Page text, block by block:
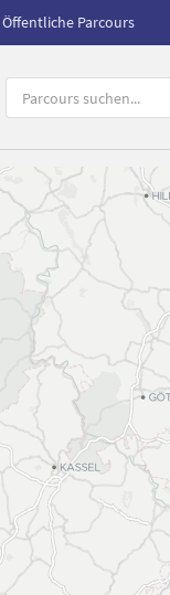
Öffentliche Parcours